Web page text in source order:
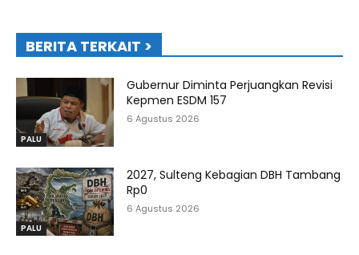
BERITA TERKAIT >
PALU
Gubernur Diminta Perjuangkan Revisi
Kepmen ESDM 157
6 Agustus 2026
PALU
2027, Sulteng Kebagian DBH Tambang
Rp0
6 Agustus 2026